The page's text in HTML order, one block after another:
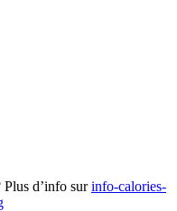
Plus d’info surinfo-calories-